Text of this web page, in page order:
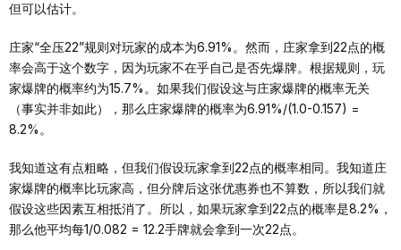
但可以估计。
庄家“全压22”规则对玩家的成本为6.91%。然而，庄家拿到22点的概
率会高于这个数字，因为玩家不在乎自己是否先爆牌。根据规则，玩
家爆牌的概率约为15.7%。如果我们假设这与庄家爆牌的概率无关
（事实并非如此），那么庄家爆牌的概率为6.91%/(1.0-0.157) =
8.2%。
我知道这有点粗略，但我们假设玩家拿到22点的概率相同。我知道庄
家爆牌的概率比玩家高，但分牌后这张优惠券也不算数，所以我们就
假设这些因素互相抵消了。所以，如果玩家拿到22点的概率是8.2%，
那么他平均每1/0.082 = 12.2手牌就会拿到一次22点。